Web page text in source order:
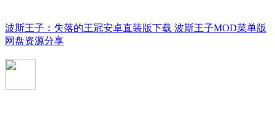
波斯王子：失落的王冠安卓直装版下载 波斯王子MOD菜单版
网盘资源分享